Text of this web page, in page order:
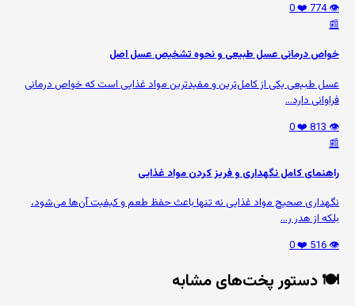
👁️ 774
❤️ 0
📰
خواص درمانی عسل طبیعی و نحوه تشخیص عسل اصل
عسل طبیعی یکی از کامل‌ترین و مفیدترین مواد غذایی است که خواص درمانی
فراوانی دارد...
👁️ 813
❤️ 0
📰
راهنمای کامل نگهداری و فریز کردن مواد غذایی
نگهداری صحیح مواد غذایی نه تنها باعث حفظ طعم و کیفیت آن‌ها می‌شود،
بلکه از هدر ر...
👁️ 516
❤️ 0
🍽️ دستور پخت‌های مشابه